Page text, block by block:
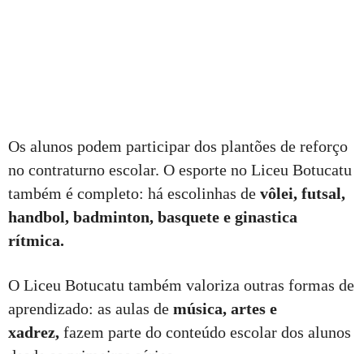
Os alunos podem participar dos plantões de reforço
no contraturno escolar. O esporte no Liceu Botucatu
também é completo: há escolinhas de vôlei, futsal,
handbol, badminton, basquete e ginastica
rítmica.
O Liceu Botucatu também valoriza outras formas de
aprendizado: as aulas de música, artes e
xadrez, fazem parte do conteúdo escolar dos alunos